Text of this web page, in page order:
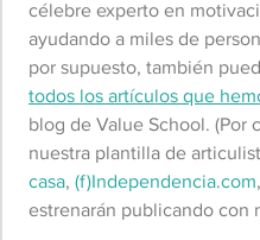
célebre experto en
ayudando a miles de
por supuesto, también
todos los artículos que
blog de Value School. (Por
nuestra plantilla de
casa, (f)Independencia.com
estrenarán publicando con